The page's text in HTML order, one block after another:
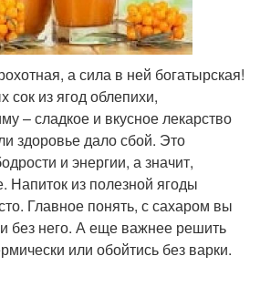
а сила в ней богатырская!
сок из ягод облепихи,
– сладкое и вкусное лекарство
здоровье дало сбой. Это
и энергии, а значит,
Напиток из полезной ягоды
Главное понять, с сахаром вы
без него. А еще важнее решить
или обойтись без варки.